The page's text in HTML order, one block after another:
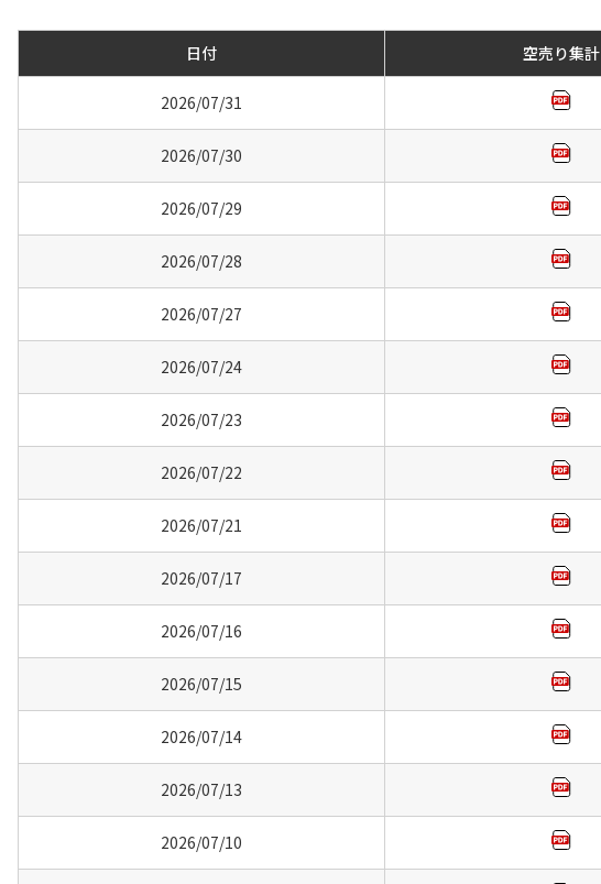
日付 空売り集計
2026/07/31
2026/07/30
2026/07/29
2026/07/28
2026/07/27
2026/07/24
2026/07/23
2026/07/22
2026/07/21
2026/07/17
2026/07/16
2026/07/15
2026/07/14
2026/07/13
2026/07/10